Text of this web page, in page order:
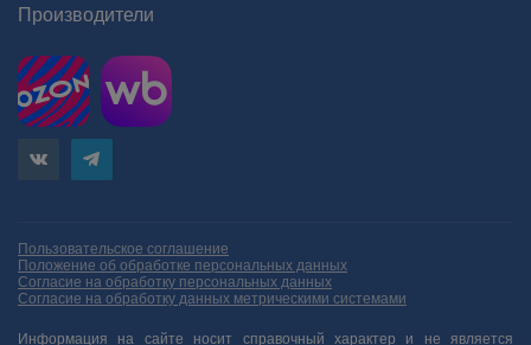
Производители
Пользовательское соглашение
Положение об обработке персональных данных
Согласие на обработку персональных данных
Согласие на обработку данных метрическими системами
Информация на сайте носит справочный характер и не является